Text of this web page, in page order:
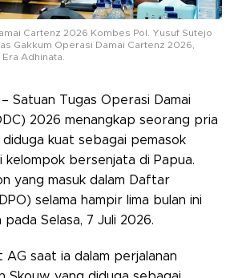
Cartenz 2026 Kombes Pol. Yusuf Sutejo
Gakkum Operasi Damai Cartenz 2026,
Adhinata.
Satuan Tugas Operasi Damai
2026 menangkap seorang pria
diduga kuat sebagai pemasok
kelompok bersenjata di Papua.
yang masuk dalam Daftar
selama hampir lima bulan ini
Selasa, 7 Juli 2026.
AG saat ia dalam perjalanan